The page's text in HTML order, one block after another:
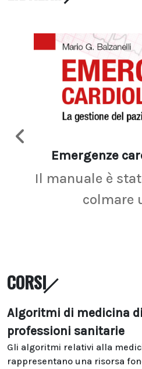
Emergenze
Il manuale è
colmare
CORSI
Algoritmi di medicina
professioni sanitarie
Gli algoritmi relativi alla
rappresentano una risorsa